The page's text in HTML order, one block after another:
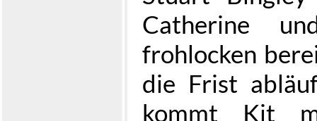
Catherine
frohlocken
die Frist
kommt Kit